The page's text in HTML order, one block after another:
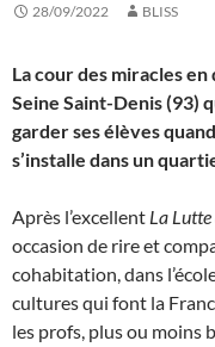
28/09/2022 BLISS
La cour des miracles
Seine Saint-Denis (93)
garder ses élèves
s’installe dans un
Après l’excellent La Lutte
occasion de rire et
cohabitation, dans
cultures qui font la
les profs, plus ou moins